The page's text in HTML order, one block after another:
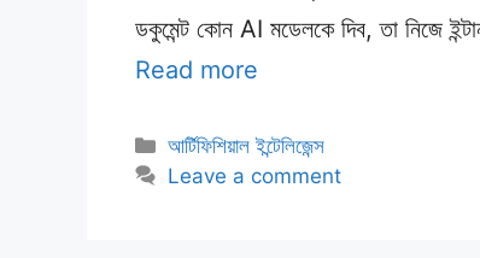
ডকুমেন্ট কোন AI মডেলকে দিব, তা নিজে
Read more
Categories
আর্টিফিশিয়াল ইন্টেলিজেন্স
Leave a comment